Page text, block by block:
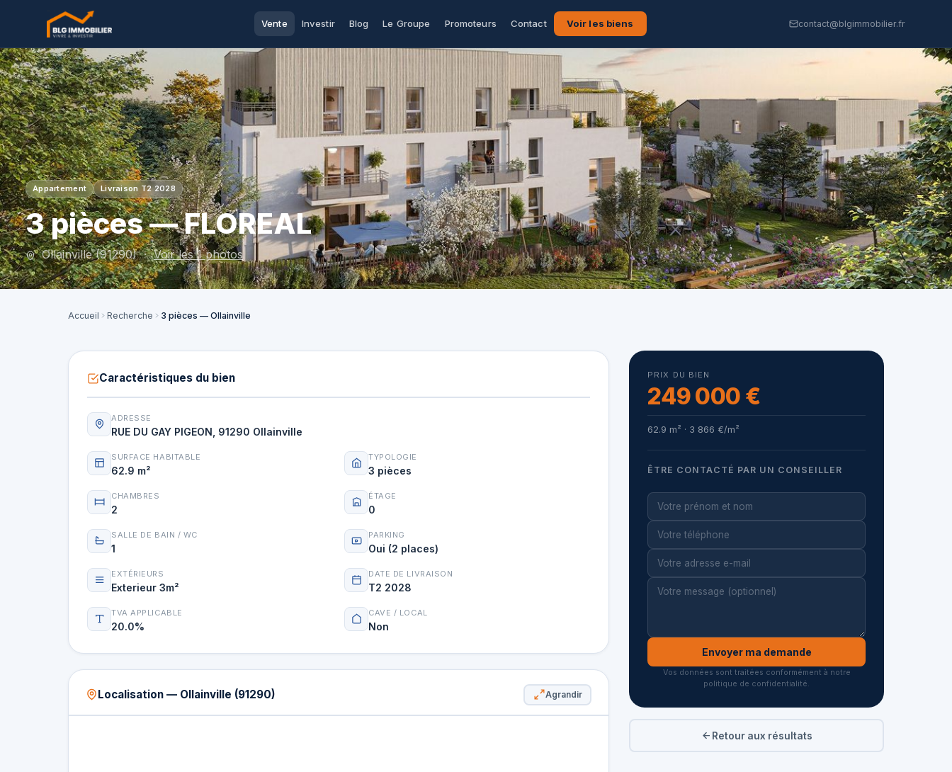
Vente Investir Blog Le Groupe Promoteurs Contact Voir les biens contact@blgimmobilier.fr
Appartement Livraison T2 2028
3 pièces — FLOREAL
Ollainville (91290) ·Voir les 1 photos
Accueil Recherche 3 pièces — Ollainville
Caractéristiques du bien
ADRESSE
RUE DU GAY PIGEON, 91290 Ollainville
SURFACE HABITABLE
62.9 m²
TYPOLOGIE
3 pièces
CHAMBRES
2
ÉTAGE
0
SALLE DE BAIN / WC
1
PARKING
Oui (2 places)
EXTÉRIEURS
Exterieur 3m²
DATE DE LIVRAISON
T2 2028
TVA APPLICABLE
20.0%
CAVE / LOCAL
Non
Localisation — Ollainville (91290) Agrandir
PRIX DU BIEN
249 000 €
62.9 m² · 3 866 €/m²
ÊTRE CONTACTÉ PAR UN CONSEILLER
Envoyer ma demande
Vos données sont traitées conformément à notre
politique de confidentialité.
Retour aux résultats